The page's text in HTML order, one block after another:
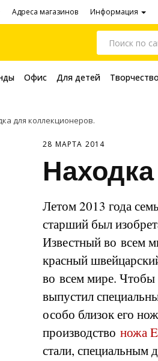
Адреса магазинов Информация
Офис Для детей Творчество
для коллекционеров.
28 МАРТА 2014
Летом 2013 года
старший был
Известный во всем
красный
во всем мире. Чтобы
выпустил
особо близок его
производство ножа
стали, специальным